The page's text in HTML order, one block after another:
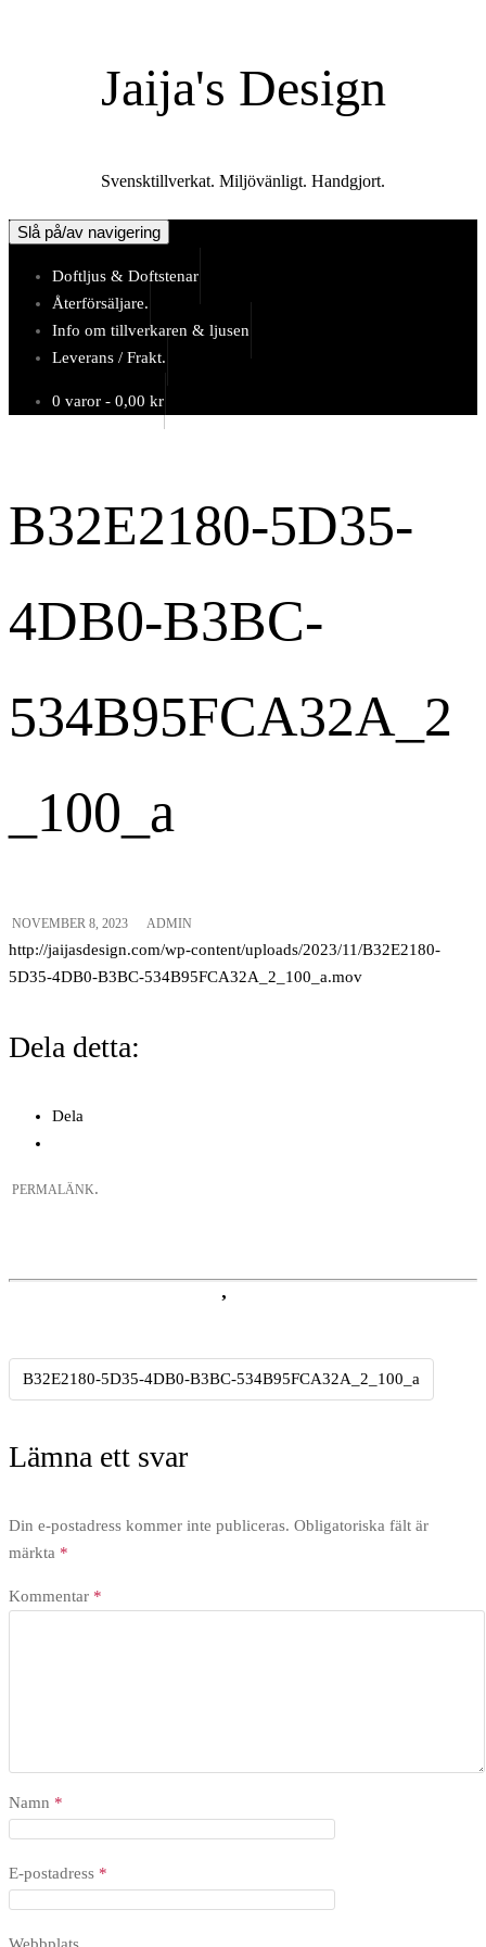
Jaija's Design
Svensktillverkat. Miljövänligt. Handgjort.
Slå på/av navigering
Doftljus & Doftstenar
Återförsäljare.
Info om tillverkaren & ljusen
Leverans / Frakt.
0 varor - 0,00 kr
B32E2180-5D35-
4DB0-B3BC-
534B95FCA32A_2
_100_a
NOVEMBER 8, 2023 ADMIN
http://jaijasdesign.com/wp-content/uploads/2023/11/B32E2180-
5D35-4DB0-B3BC-534B95FCA32A_2_100_a.mov
Dela detta:
Dela
PERMALÄNK.
Inläggsnavigering
B32E2180-5D35-4DB0-B3BC-534B95FCA32A_2_100_a
Lämna ett svar
Din e-postadress kommer inte publiceras. Obligatoriska fält är
märkta *
Kommentar *
Namn *
E-postadress *